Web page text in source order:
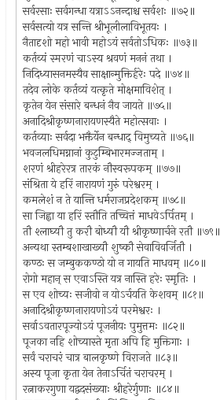
सर्वरसाः सर्वगन्धा यत्राऽऽनन्दाश्च सर्वशः ॥७२॥
सर्वसत्यो यत्र सन्ति श्रीभूलीलाविभूतयः ।
नैतादृशो महो भावी महोऽयं सर्वतोऽधिकः ॥७३॥
कर्तव्यं स्मरणं चाऽस्य श्रवणं मननं तथा ।
निदिध्यासनमस्यैव साक्षान्मुक्तिर्हरेः पदे ॥७४॥
तदेव लोके कर्तव्यं यत्कृते मोक्षमाविशेत् ।
कृतेन येन संसारे बन्धनं नैव जायते ॥७५॥
अनादिश्रीकृष्णनारायणस्यैते महोत्सवाः ।
कर्तव्याः सर्वदा भक्तैर्येन बन्धाद् विमुच्यते ॥७६॥
भवजलधिमग्नानां कुटुम्बिभारमज्जताम् ।
शरणं श्रीहरेरत्र तारकं नौस्वरूपकम् ॥७७॥
संश्रिता ये हरिं नारायणं गुरुं परेश्वरम् ।
कमलेशं न ते यान्ति धर्मराजप्रदेशकम् ॥७८॥
सा जिह्वा या हरिं स्तौति तच्चित्तं माधवेऽर्पितम् ।
तौ श्लाघ्यौ तु करौ बोध्यौ यौ श्रीकृष्णार्चने रतौ ॥७९॥
अन्यथा स्तम्बशाखाख्यौ शुष्कौ सेवाविवर्जितौ ।
कण्ठः स जम्बुककण्ठो यो न गायति माधवम् ॥८०॥
रोगो महान् स एवाऽस्ति यत्र नास्ति हरेः स्मृतिः ।
स एव शोच्यः सजीवो न योऽर्चयति केशवम् ॥८१॥
अनादिश्रीकृष्णनारायणोऽयं परमेश्वरः ।
सर्वाऽवतारपूज्योऽयं पूजनीयः पुमुत्तमः ॥८२॥
पूजका नहि शोच्यास्ते मृता अपि हि मुक्तिगाः ।
सर्वं चराचरं चात्र बालकृष्णे विराजते ॥८३॥
अस्य पूजा कृता येन तेनाऽर्चितं चराचरम् ।
रत्नाकरगुणा यद्वदसंख्याः श्रीहरेर्गुणाः ॥८४॥